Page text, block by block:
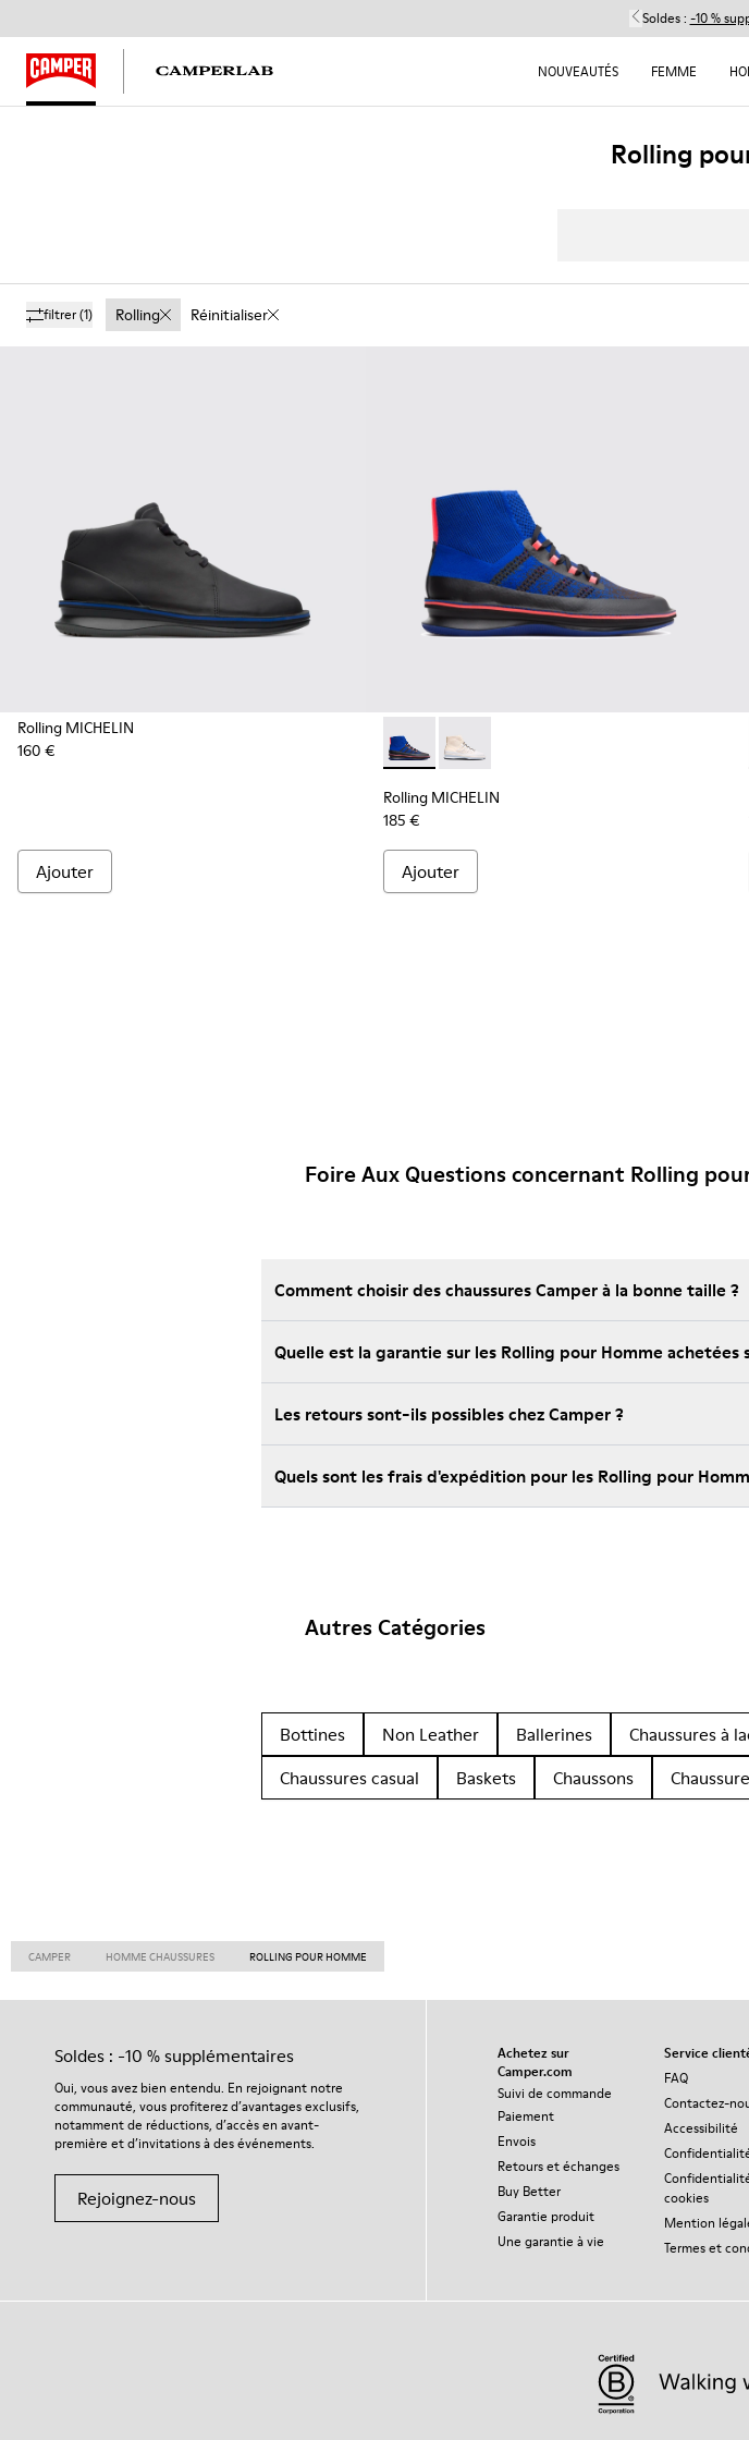
Soldes : -10 %
NOUVEAUTÉS FEMME
Rolling
filtrer(1) Rolling Réinitialiser
Rolling MICHELIN
160 €
Ajouter
Rolling MICHELIN - K300230-002 - Multicolor
Rolling MICHELIN - K300230-004 -
Rolling MICHELIN
185 €
Ajouter
Foire Aux Questions concernant Rolling
Comment choisir des chaussures Camper à la bonne taille ?
Quelle est la garantie sur les Rolling pour Homme achetées
Les retours sont-ils possibles chez Camper ?
Quels sont les frais d'expédition pour les Rolling pour
Autres Catégories
Bottines Non Leather Ballerines Chaussures à
Chaussures casual
Baskets Chaussons
CAMPER HOMME CHAUSSURES ROLLING POUR HOMME
Soldes : -10 % supplémentaires
Oui, vous avez bien entendu. En rejoignant notre
communauté, vous profiterez d’avantages exclusifs,
notamment de réductions, d’accès en avant-
première et d’invitations à des événements.
Rejoignez-nous
Achetez sur
Camper.com
Suivi de commande
Paiement
Envois
Retours et échanges
Buy Better
Garantie produit
Une garantie à vie
Service
FAQ
Contactez-
Accessibilité
cookies
Mention
Termes et